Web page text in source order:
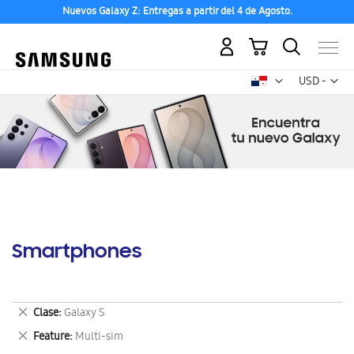
Nuevos Galaxy Z: Entregas a partir del 4 de Agosto.
USD -
dólar
Mi carrito
Smartphones
Clase Galaxy S
Eliminar
este
artículo
Feature Multi-sim
Eliminar